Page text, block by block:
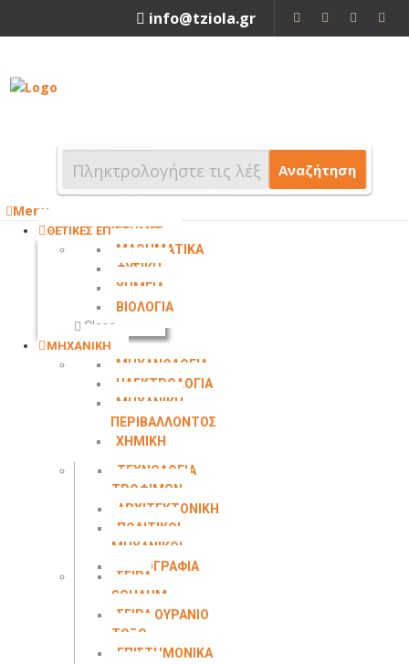
info@tziola.gr
Αναζήτηση
Menu
ΘΕΤΙΚΕΣ ΕΠΙΣΤΗΜΕΣ
ΜΑΘΗΜΑΤΙΚΑ
ΦΥΣΙΚΗ
ΧΗΜΕΙΑ
ΒΙΟΛΟΓΙΑ
Close
ΜΗΧΑΝΙΚΗ
ΜΗΧΑΝΟΛΟΓΙΑ
ΗΛΕΚΤΡΟΛΟΓΙΑ
ΜΗΧΑΝΙΚΗ
ΠΕΡΙΒΑΛΛΟΝΤΟΣ
ΧΗΜΙΚΗ
ΤΕΧΝΟΛΟΓΙΑ
ΤΡΟΦΙΜΩΝ
ΑΡΧΙΤΕΚΤΟΝΙΚΗ
ΠΟΛΙΤΙΚΟΙ
ΜΗΧΑΝΙΚΟΙ
ΤΟΠΟΓΡΑΦΙΑ
ΣΕΙΡΑ
SCHAUM
ΣΕΙΡΑ ΟΥΡΑΝΙΟ
ΤΟΞΟ
ΕΠΙΣΤΗΜΟΝΙΚΑ